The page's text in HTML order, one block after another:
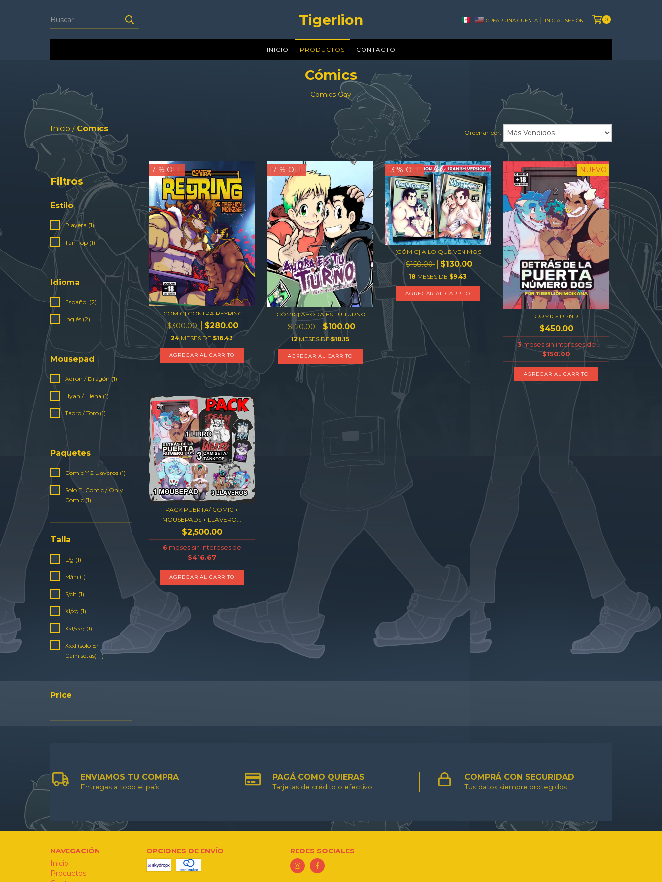
Tigerlion CREAR UNA CUENTA INICIAR SESIÓN 0
INICIO PRODUCTOS CONTACTO
Cómics
Comics Gay
Inicio / Cómics Ordenar por:
Filtros
Estilo
Playera (1)
Tan Top (1)
Idioma
Español (2)
Inglés (2)
Mousepad
Adron / Dragón (1)
Hyan / Hiena (1)
Taoro / Toro (1)
Paquetes
Comic Y 2 Llaveros (1)
Solo El Comic / Only
Comic (1)
Talla
L/g (1)
M/m (1)
S/ch (1)
Xl/xg (1)
Xxl/xxg (1)
Xxxl (solo En
Camisetas) (1)
Price
7 % OFF
[CÓMIC] CONTRA REYRING
$300.00 $280.00
24MESES DE $16.43
AGREGAR AL CARRITO
17 % OFF
[CÓMIC] AHORA ES TU TURNO
$120.00 $100.00
12MESES DE$10.15
13 % OFF
[CÓMIC] A LO QUE VENIMOS
$150.00 $130.00
18 MESES DE $9.43
AGREGAR AL CARRITO
NUEVO
COMIC- DPND
$450.00
3meses sin intereses de
$150.00
PACK PUERTA/ COMIC +
MOUSEPADS + LLAVERO...
$2,500.00
6 meses sin intereses de
$416.67
AGREGAR AL CARRITO
ENVIAMOS TU COMPRA
Entregas a todo el país
PAGÁ COMO QUIERAS
Tarjetas de crédito o efectivo
COMPRÁ CON SEGURIDAD
Tus datos siempre protegidos
NAVEGACIÓN
Inicio
Productos
OPCIONES DE ENVÍO REDES SOCIALES